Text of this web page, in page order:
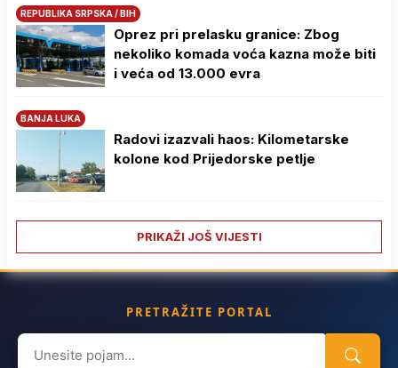
REPUBLIKA SRPSKA / BIH
Oprez pri prelasku granice: Zbog
nekoliko komada voća kazna može biti
i veća od 13.000 evra
BANJA LUKA
Radovi izazvali haos: Kilometarske
kolone kod Prijedorske petlje
PRIKAŽI JOŠ VIJESTI
PRETRAŽITE PORTAL
Search